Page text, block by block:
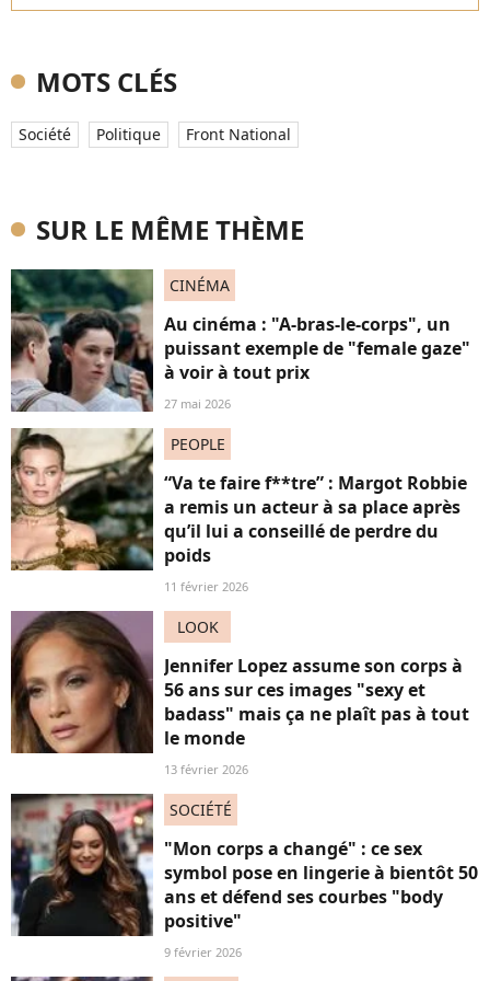
MOTS CLÉS
Société Politique Front National
SUR LE MÊME THÈME
CINÉMA
Au cinéma : "A-bras-le-corps", un
puissant exemple de "female gaze"
à voir à tout prix
27 mai 2026
PEOPLE
“Va te faire f**tre” : Margot Robbie
a remis un acteur à sa place après
qu’il lui a conseillé de perdre du
poids
11 février 2026
LOOK
Jennifer Lopez assume son corps à
56 ans sur ces images "sexy et
badass" mais ça ne plaît pas à tout
le monde
13 février 2026
SOCIÉTÉ
"Mon corps a changé" : ce sex
symbol pose en lingerie à bientôt 50
ans et défend ses courbes "body
positive"
9 février 2026